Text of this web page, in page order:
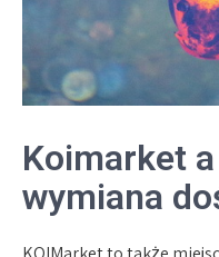
Koimarket
wymiana